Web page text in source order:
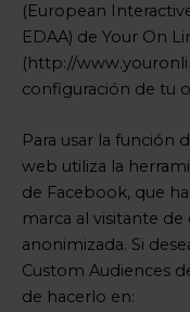
(European
EDAA) de Your On
(http://
configuración de tu
Para usar la función
web utiliza la
de Facebook, que
marca al visitante
anonimizada. Si
Custom Audiences
de hacerlo en: